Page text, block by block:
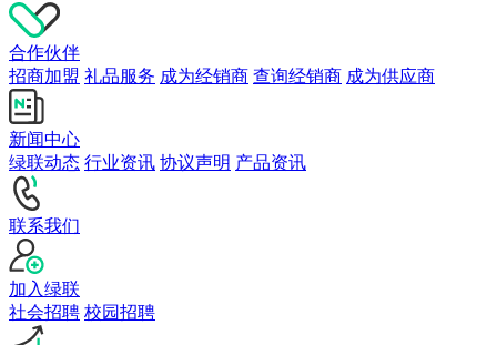
合作伙伴
招商加盟 礼品服务 成为经销商 查询经销商 成为供应商
新闻中心
绿联动态 行业资讯 协议声明 产品资讯
联系我们
加入绿联
社会招聘 校园招聘